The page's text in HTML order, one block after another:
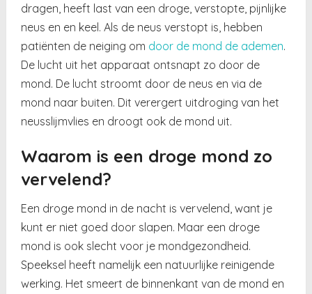
dragen, heeft last van een droge, verstopte, pijnlijke
neus en en keel. Als de neus verstopt is, hebben
patiënten de neiging om door de mond de ademen.
De lucht uit het apparaat ontsnapt zo door de
mond. De lucht stroomt door de neus en via de
mond naar buiten. Dit verergert uitdroging van het
neusslijmvlies en droogt ook de mond uit.
Waarom is een droge mond zo
vervelend?
Een droge mond in de nacht is vervelend, want je
kunt er niet goed door slapen. Maar een droge
mond is ook slecht voor je mondgezondheid.
Speeksel heeft namelijk een natuurlijke reinigende
werking. Het smeert de binnenkant van de mond en